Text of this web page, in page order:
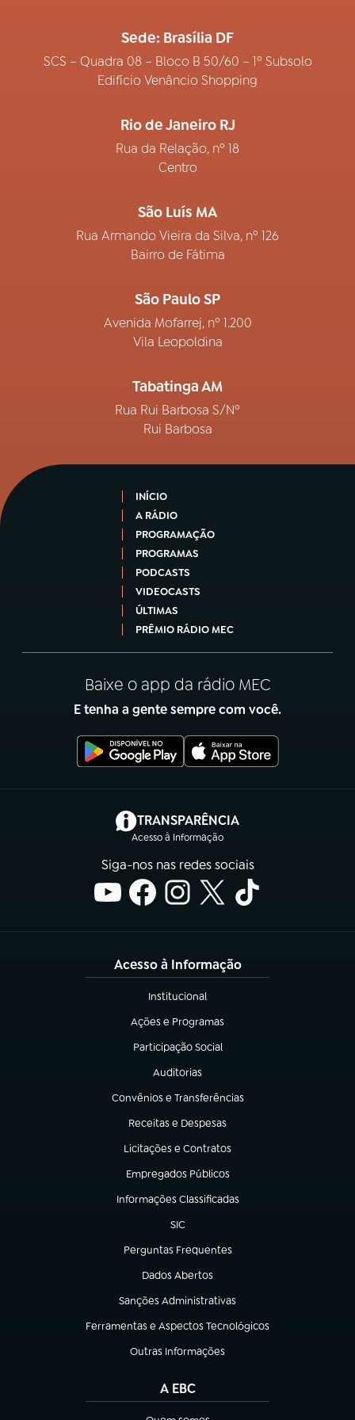
Sede: Brasília DF
SCS – Quadra 08 – Bloco B 50/60 – 1º Subsolo
Edifício Venâncio Shopping
Rio de Janeiro RJ
Rua da Relação, nº 18
Centro
São Luís MA
Rua Armando Vieira da Silva, nº 126
Bairro de Fátima
São Paulo SP
Avenida Mofarrej, nº 1.200
Vila Leopoldina
Tabatinga AM
Rua Rui Barbosa S/Nº
Rui Barbosa
INÍCIO
A RÁDIO
PROGRAMAÇÃO
PROGRAMAS
PODCASTS
VIDEOCASTS
ÚLTIMAS
PRÊMIO RÁDIO MEC
Baixe o app da rádio MEC
E tenha a gente sempre com você.
TRANSPARÊNCIA
Acesso à Informação
(abre em nova aba)
Siga-nos nas redes sociais
Acesso à Informação
Institucional
(abre em nova aba)
Ações e Programas
(abre em nova aba)
Participação Social
(abre em nova aba)
Auditorias
(abre em nova aba)
Convênios e Transferências
(abre em nova aba)
Receitas e Despesas
(abre em nova aba)
Licitações e Contratos
(abre em nova aba)
Empregados Públicos
(abre em nova aba)
Informações Classificadas
(abre em nova aba)
SIC
(abre em nova aba)
Perguntas Frequentes
(abre em nova aba)
Dados Abertos
(abre em nova aba)
Sanções Administrativas
(abre em nova aba)
Ferramentas e Aspectos Tecnológicos
(abre em nova aba)
Outras Informações
(abre em nova aba)
A EBC